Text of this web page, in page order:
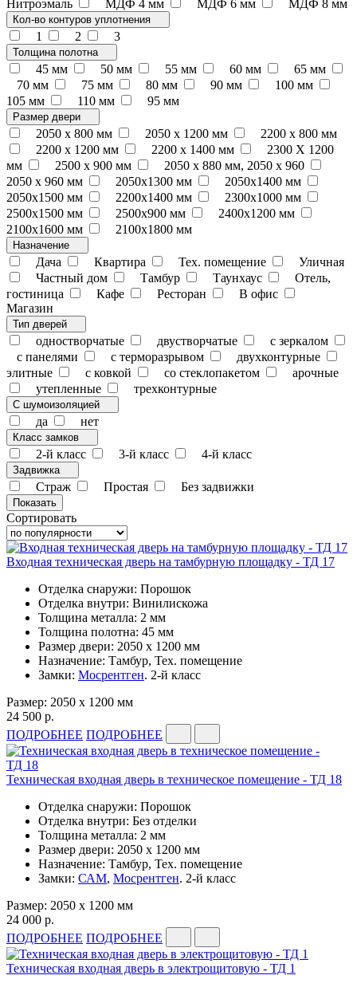
Нитроэмаль МДФ 4 мм МДФ 6 мм МДФ 8 мм
Кол-во контуров уплотнения
1 2 3
Толщина полотна
45 мм 50 мм 55 мм 60 мм
65 мм
70 мм
75 мм 80 мм 90 мм
100 мм
105 мм
110 мм 95 мм
Размер двери
2050 x 800 мм 2050 x 1200 мм
2200 x 800 мм
2200 x 1200 мм
2200 х 1400 мм
2300 Х 1200
мм
2500 х 900 мм
2050 х 880 мм, 2050 х 960
2050 х 960 мм
2050х1300 мм
2050х1400 мм
2050х1500 мм
2200х1400 мм
2300х1000 мм
2500х1500 мм
2500х900 мм
2400х1200 мм
2100х1600 мм
2100х1800 мм
Назначение
Дача Квартира Тех. помещение
Уличная
Частный дом
Тамбур Таунхаус
Отель,
гостиница
Кафе Ресторан
В офис
Магазин
Тип дверей
одностворчатые двустворчатые
с зеркалом
с панелями
с терморазрывом
двухконтурные
элитные
с ковкой со стеклопакетом
арочные
утепленные
трехконтурные
С шумоизоляцией
да нет
Класс замков
2-й класс 3-й класс 4-й класс
Задвижка
Страж Простая Без задвижки
Сортировать
Входная техническая дверь на тамбурную площадку - ТД 17
Отделка снаружи: Порошок
Отделка внутри: Винилискожа
Толщина металла: 2 мм
Толщина полотна: 45 мм
Размер двери: 2050 x 1200 мм
Назначение: Тамбур, Тех. помещение
Замки: Мосрентген. 2-й класс
Размер: 2050 x 1200 мм
24 500 р.
ПОДРОБНЕЕ ПОДРОБНЕЕ
Техническая входная дверь в техническое помещение - ТД 18
Отделка снаружи: Порошок
Отделка внутри: Без отделки
Толщина металла: 2 мм
Размер двери: 2050 x 1200 мм
Назначение: Тамбур, Тех. помещение
Замки: САМ, Мосрентген. 2-й класс
Размер: 2050 x 1200 мм
24 000 р.
ПОДРОБНЕЕ ПОДРОБНЕЕ
Техническая входная дверь в электрощитовую - ТД 1